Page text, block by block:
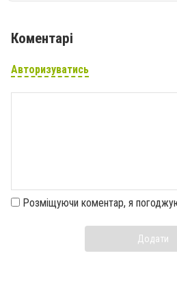
Коментарі
Авторизуватись
Розміщуючи коментар, я
Додати